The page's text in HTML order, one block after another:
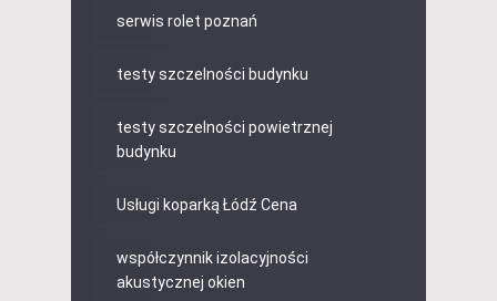
serwis rolet poznań
testy szczelności budynku
testy szczelności powietrznej
budynku
Usługi koparką Łódź Cena
współczynnik izolacyjności
akustycznej okien